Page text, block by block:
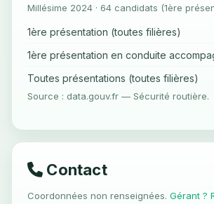
Millésime 2024 · 64 candidats (1ère
1ère présentation (toutes filières)
1ère présentation en conduite
Toutes présentations (toutes filières)
Source : data.gouv.fr — Sécurité routière.
Contact
Coordonnées non renseignées. Gérant ?